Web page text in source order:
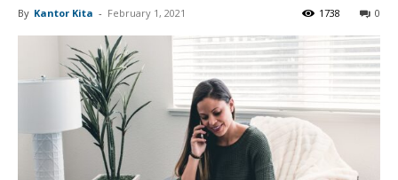
By Kantor Kita - February 1, 2021 0
1738